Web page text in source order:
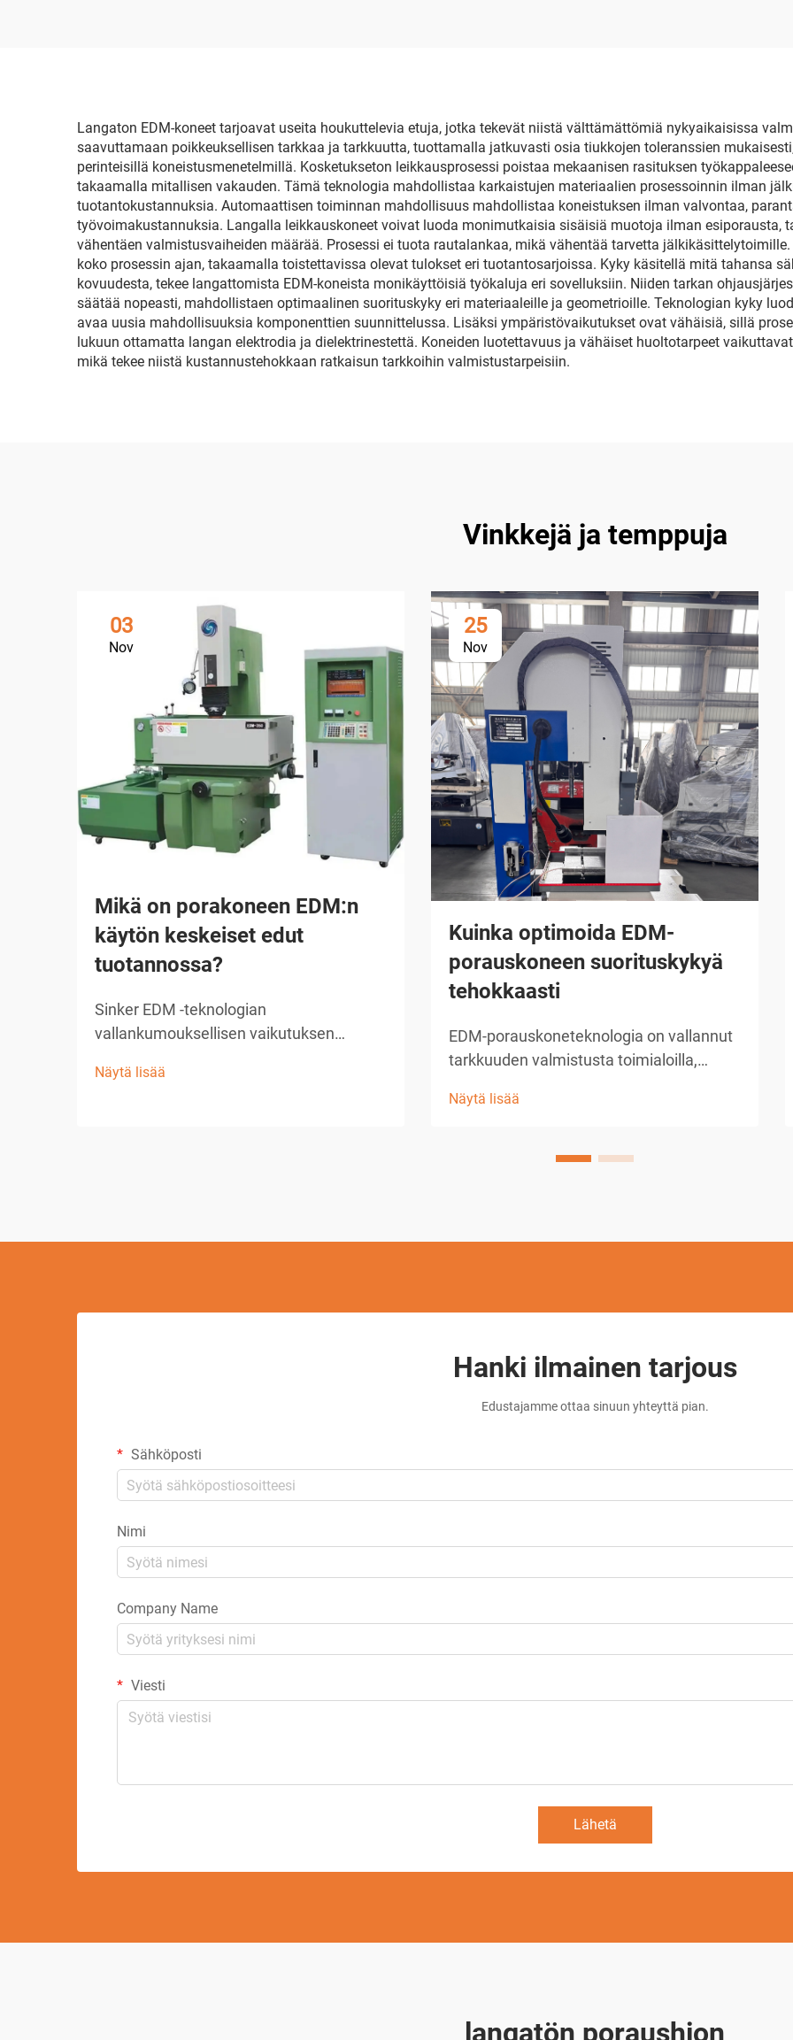
Langaton EDM-koneet tarjoavat useita houkuttelevia etuja, jotka tekevät niistä välttämättömiä nykyaikaisissa
saavuttamaan poikkeuksellisen tarkkaa ja tarkkuutta, tuottamalla jatkuvasti osia tiukkojen toleranssien
perinteisillä koneistusmenetelmillä. Kosketukseton leikkausprosessi poistaa mekaanisen rasituksen
takaamalla mitallisen vakauden. Tämä teknologia mahdollistaa karkaistujen materiaalien prosessoinnin ilman
tuotantokustannuksia. Automaattisen toiminnan mahdollisuus mahdollistaa koneistuksen ilman valvontaa,
työvoimakustannuksia. Langalla leikkauskoneet voivat luoda monimutkaisia sisäisiä muotoja ilman esiporausta,
vähentäen valmistusvaiheiden määrää. Prosessi ei tuota rautalankaa, mikä vähentää tarvetta
koko prosessin ajan, takaamalla toistettavissa olevat tulokset eri tuotantosarjoissa. Kyky käsitellä mitä tahansa
kovuudesta, tekee langattomista EDM-koneista monikäyttöisiä työkaluja eri sovelluksiin. Niiden tarkan
säätää nopeasti, mahdollistaen optimaalinen suorituskyky eri materiaaleille ja geometrioille. Teknologian kyky
avaa uusia mahdollisuuksia komponenttien suunnittelussa. Lisäksi ympäristövaikutukset ovat vähäisiä, sillä
lukuun ottamatta langan elektrodia ja dielektrinestettä. Koneiden luotettavuus ja vähäiset huoltotarpeet
mikä tekee niistä kustannustehokkaan ratkaisun tarkkoihin valmistustarpeisiin.
Vinkkejä ja temppuja
03
Nov
Mikä on porakoneen EDM:n
käytön keskeiset edut
tuotannossa?
Sinker EDM -teknologian
vallankumouksellisen vaikutuksen
vaatii tarkkuutta, tehokkuutta ja
Näytä lisää
25
Nov
Kuinka optimoida EDM-
porauskoneen suorituskykyä
tehokkaasti
EDM-porauskoneteknologia on vallannut
tarkkuuden valmistusta toimialoilla,
kehittyneet sähköpuru-laitteet tarjoavat
reikien tekemisessä aina 0,0... kokoisiin
Näytä lisää
Hanki ilmainen tarjous
Edustajamme ottaa sinuun yhteyttä pian.
Sähköposti
Nimi
Company Name
Viesti
Lähetä
langatön poraushion